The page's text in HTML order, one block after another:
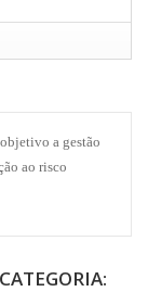
a gestão
ao risco